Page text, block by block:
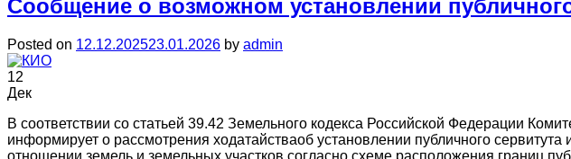
Сообщение о возможном установлении
Posted on 12.12.202523.01.2026 by admin
12
Дек
В соответствии со статьей 39.42 Земельного кодекса Российской Федерации
информирует о рассмотрения ходатайстваоб установлении публичного
отношении земель и земельных участков согласно схеме расположения границ